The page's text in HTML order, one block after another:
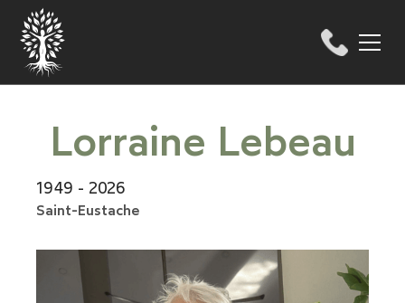
Lorraine Lebeau
1949 - 2026
Saint-Eustache